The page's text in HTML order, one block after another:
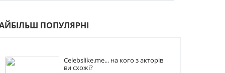
ПОПУЛЯРНІ
Celebslike.me... на кого з акторів
ви схожі?